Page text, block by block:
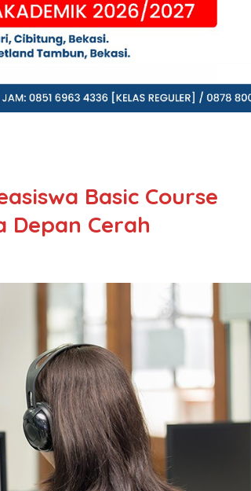
Basic Course
Depan Cerah